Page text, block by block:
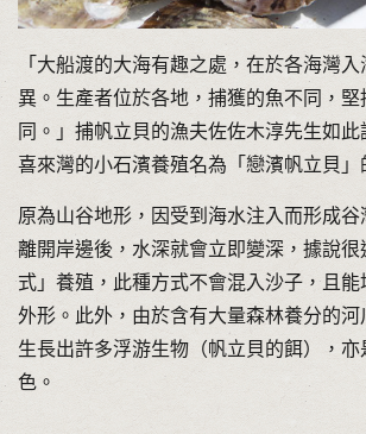
「大船渡的大海有趣之處，在於各海灣
異。生產者位於各地，捕獲的魚不同，
同。」捕帆立貝的漁夫佐佐木淳先生如
喜來灣的小石濱養殖名為「戀濱帆立貝」
原為山谷地形，因受到海水注入而形成
離開岸邊後，水深就會立即變深，據說很
式」養殖，此種方式不會混入沙子，且能
外形。此外，由於含有大量森林養分的
生長出許多浮游生物（帆立貝的餌），
色。